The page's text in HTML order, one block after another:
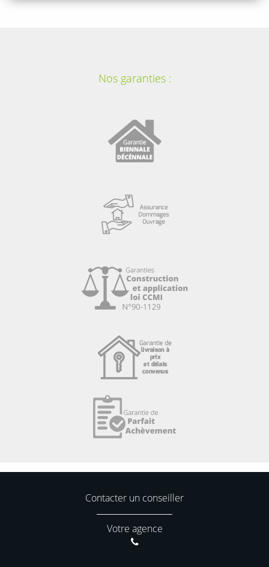
Nos garanties :
Contacter un conseiller
Votre agence